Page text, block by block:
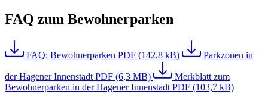
FAQ zum Bewohnerparken
FAQ: Bewohnerparken PDF (142,8 kB) Parkzonen in
der Hagener Innenstadt PDF (6,3 MB)
Merkblatt zum
Bewohnerparken in der Hagener Innenstadt PDF (103,7 kB)